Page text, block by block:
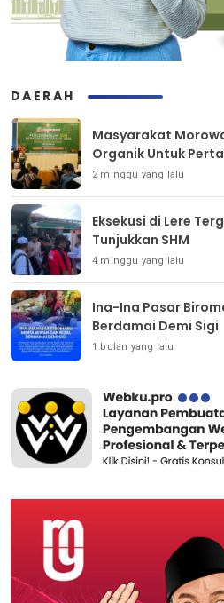
DAERAH
Masyarakat
Organik Untuk
2 minggu yang lalu
Eksekusi di Lere
Tunjukkan SHM
4 minggu yang lalu
Ina-Ina Pasar
Berdamai Demi Sigi
1 bulan yang lalu